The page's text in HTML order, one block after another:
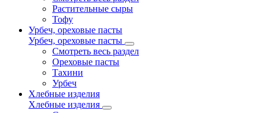
Растительные сыры
Тофу
Урбеч, ореховые пасты
Урбеч, ореховые пасты
Смотреть весь раздел
Ореховые пасты
Тахини
Урбеч
Хлебные изделия
Хлебные изделия